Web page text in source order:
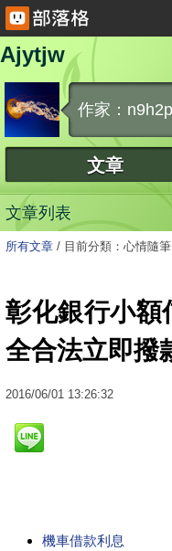
Ajytjw
作家：
文章
文章列表
所有文章 / 目前分類：心情隨
彰化銀行小額
全合法立即撥
2016/06/01 13:26:32
機車借款利息